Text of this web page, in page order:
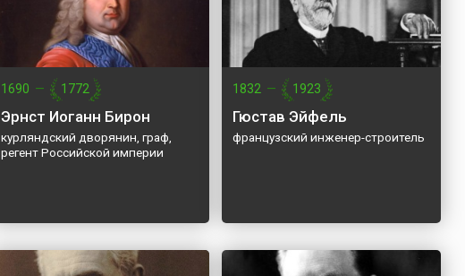
1690 — 1772
Эрнст Иоганн Бирон
курляндский дворянин, граф,
регент Российской империи
1832 — 1923
Гюстав Эйфель
французский инженер-строитель